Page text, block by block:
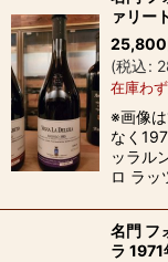
ァリー
25,800
(税込:
在庫わ
※画像
なく
ッラル
ロ ラッ
名門 フ
ラ 1971